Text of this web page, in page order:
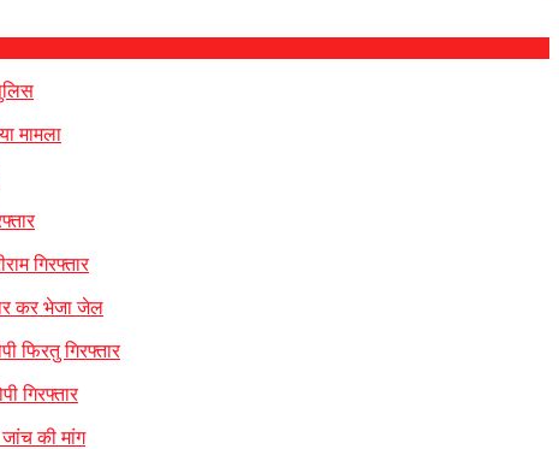
मामला
गिरफ्तार
कर भेजा जेल
फिरतु गिरफ्तार
गिरफ्तार
की मांग